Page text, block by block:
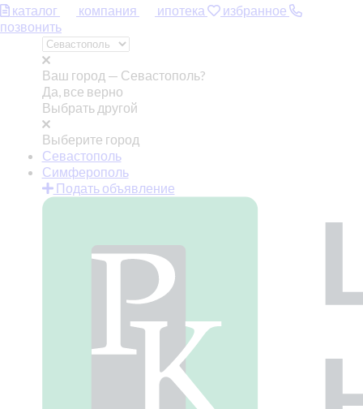
каталог компания ипотека
избранное
позвонить
Ваш город — Севастополь?
Да, все верно
Выбрать другой
Выберите город
Севастополь
Симферополь
Подать объявление